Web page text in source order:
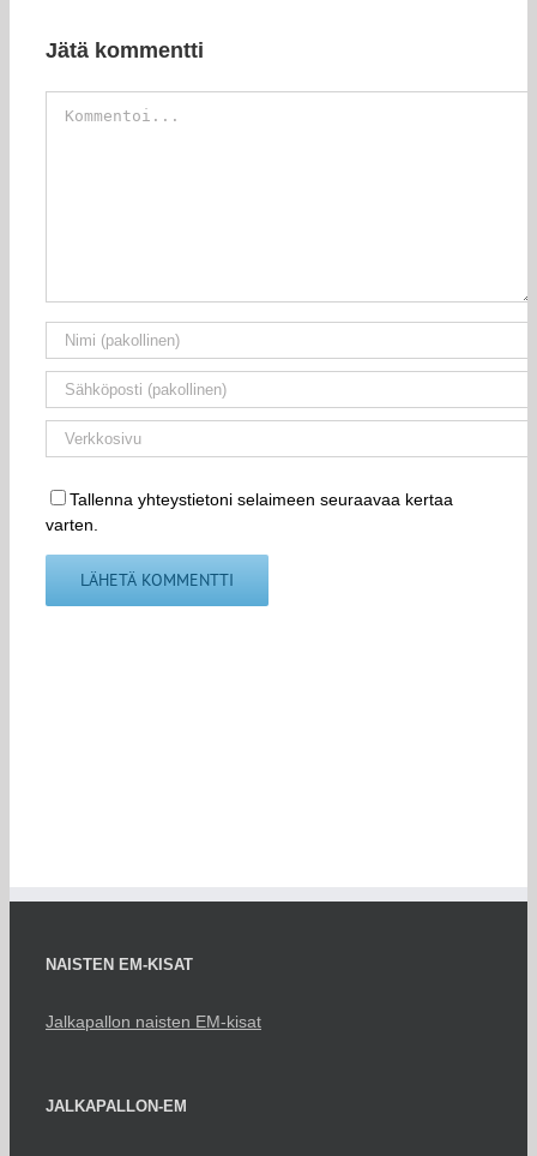
Jätä kommentti
Tallenna yhteystietoni selaimeen seuraavaa kertaa
varten.
NAISTEN EM-KISAT
Jalkapallon naisten EM-kisat
JALKAPALLON-EM